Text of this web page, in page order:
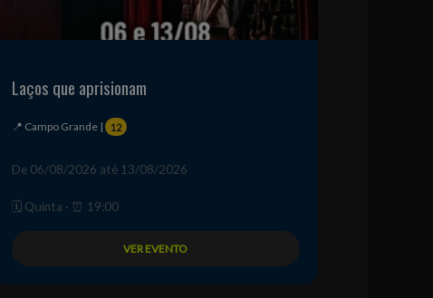
Laços que aprisionam
📍 Campo Grande | 12
De 06/08/2026 até 13/08/2026
🗓️ Quinta · ⏰ 19:00
VER EVENTO